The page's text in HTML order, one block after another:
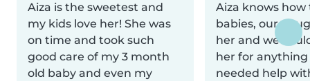
Aiza is the sweetest and
my kids love her! She was
on time and took such
good care of my 3 month
old baby and even my
Aiza knows
babies, our
her and we
her for anything
needed help